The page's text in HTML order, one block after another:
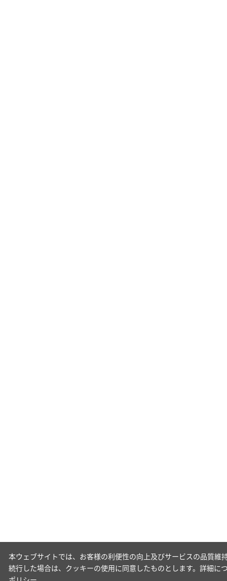
本ウェブサイトでは、お客様の利便性の向上及びサービスの品質
続行した場合は、クッキーの使用に同意したものとします。詳細